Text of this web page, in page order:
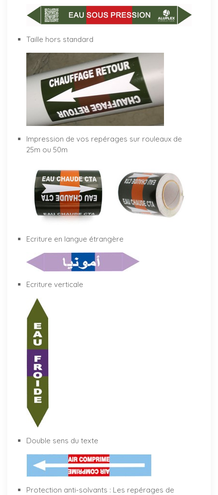
Taille hors standard
Impression de vos repérages sur rouleaux de
25m ou 50m
Ecriture en langue étrangère
Ecriture verticale
Double sens du texte
Protection anti-solvants : Les repérages de